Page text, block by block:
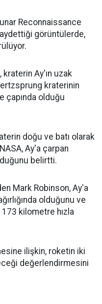
Reconnaissance
görüntülerde,
kraterin Ay'ın uzak
kraterinin
çapında olduğu
doğu ve batı olarak
Ay'a çarpan
belirtti.
Mark Robinson, Ay'a
olduğunu ve
kilometre hızla
ilişkin, roketin iki
değerlendirmesini